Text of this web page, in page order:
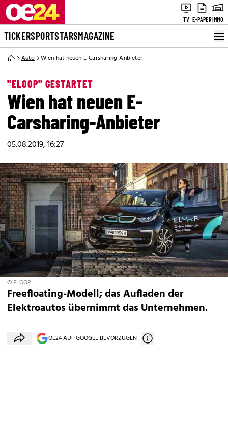
TV E-PAPERIMMO
TICKERSPORTSTARSMAGAZINE
Auto Wien hat neuen E-Carsharing-Anbieter
"ELOOP" GESTARTET
Wien hat neuen E-
Carsharing-Anbieter
05.08.2019, 16:27
© ELOOP
Freefloating-Modell; das Aufladen der
Elektroautos übernimmt das Unternehmen.
OE24 AUF GOOGLE BEVORZUGEN